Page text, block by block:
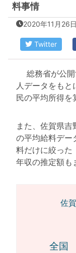
料事情
2020年11月26日
Twitter
総務省が公開
人データをもと
民の平均所得を
また、佐賀県
の平均給料デー
料だけに絞った
年収の推定額も
佐
全国